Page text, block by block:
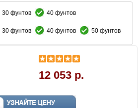
30 фунтов 40 фунтов
30 фунтов 40 фунтов 50 фунтов
12 053 р.